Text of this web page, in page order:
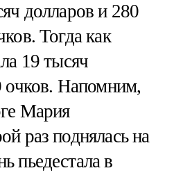
долларов и 280
Тогда как
19 тысяч
очков. Напомним,
Мария
раз поднялась на
пьедестала в